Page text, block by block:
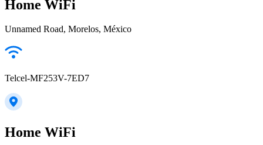
Home WiFi
Unnamed Road, Morelos, México
Telcel-MF253V-7ED7
Home WiFi